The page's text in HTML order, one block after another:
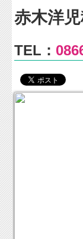
ホーム
事務所のご
赤木洋
TEL：